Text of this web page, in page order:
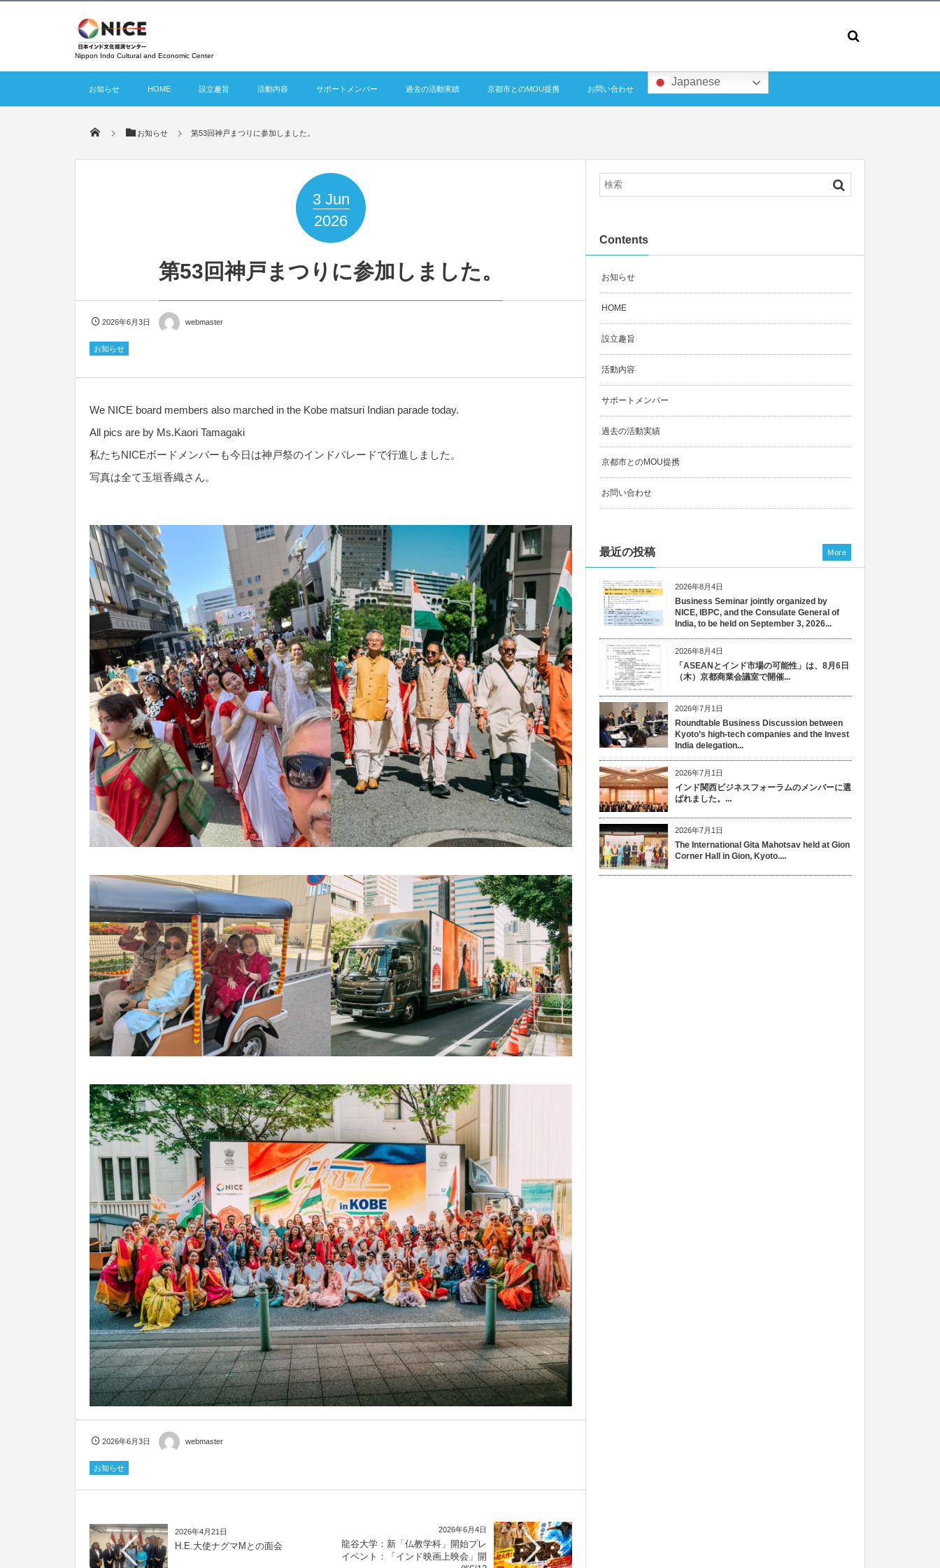
Nippon Indo Cultural and Economic Center
お知らせ HOME 設立趣旨 活動内容 サポートメンバー 過去の活動実績 京都市とのMOU提携 お問い合わせ
Japanese
お知らせ 第53回神戸まつりに参加しました。
3 Jun
2026
第53回神戸まつりに参加しました。
2026年6月3日 webmaster
お知らせ
We NICE board members also marched in the Kobe matsuri Indian parade today.
All pics are by Ms.Kaori Tamagaki
私たちNICEボードメンバーも今日は神戸祭のインドパレードで行進しました。
写真は全て玉垣香織さん。
2026年6月3日 webmaster
お知らせ
2026年4月21日
H.E.大使ナグマMとの面会
2026年6月4日
龍谷大学：新「仏教学科」開始プレ
イベント：「インド映画上映会」開
Contents
お知らせ
HOME
設立趣旨
活動内容
サポートメンバー
過去の活動実績
京都市とのMOU提携
お問い合わせ
最近の投稿
2026年8月4日
Business Seminar jointly organized by
NICE, IBPC, and the Consulate General of
India, to be held on September 3, 2026...
2026年8月4日
「ASEANとインド市場の可能性」は、8月6日
（木）京都商業会議室で開催...
2026年7月1日
Roundtable Business Discussion between
Kyoto’s high-tech companies and the Invest
India delegation...
2026年7月1日
インド関西ビジネスフォーラムのメンバーに選
ばれました。...
2026年7月1日
The International Gita Mahotsav held at Gion
Corner Hall in Gion, Kyoto....
More